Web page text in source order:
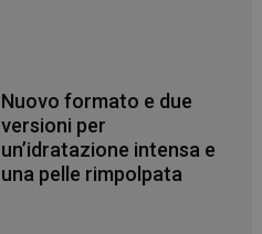
Nuovo formato e due
versioni per
un’idratazione intensa e
una pelle rimpolpata
CookieScript